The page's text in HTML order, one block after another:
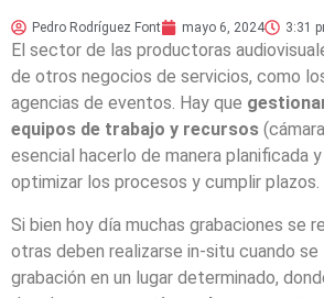
Pedro Rodríguez Font mayo 6, 2024 3:31
El sector de las productoras
de otros negocios de servicios, como
agencias de eventos. Hay que
equipos de trabajo y recursos
esencial hacerlo de manera planificada
optimizar los procesos y cumplir plazos.
Si bien hoy día muchas grabaciones se
otras deben realizarse in-situ cuando
grabación en un lugar determinado,